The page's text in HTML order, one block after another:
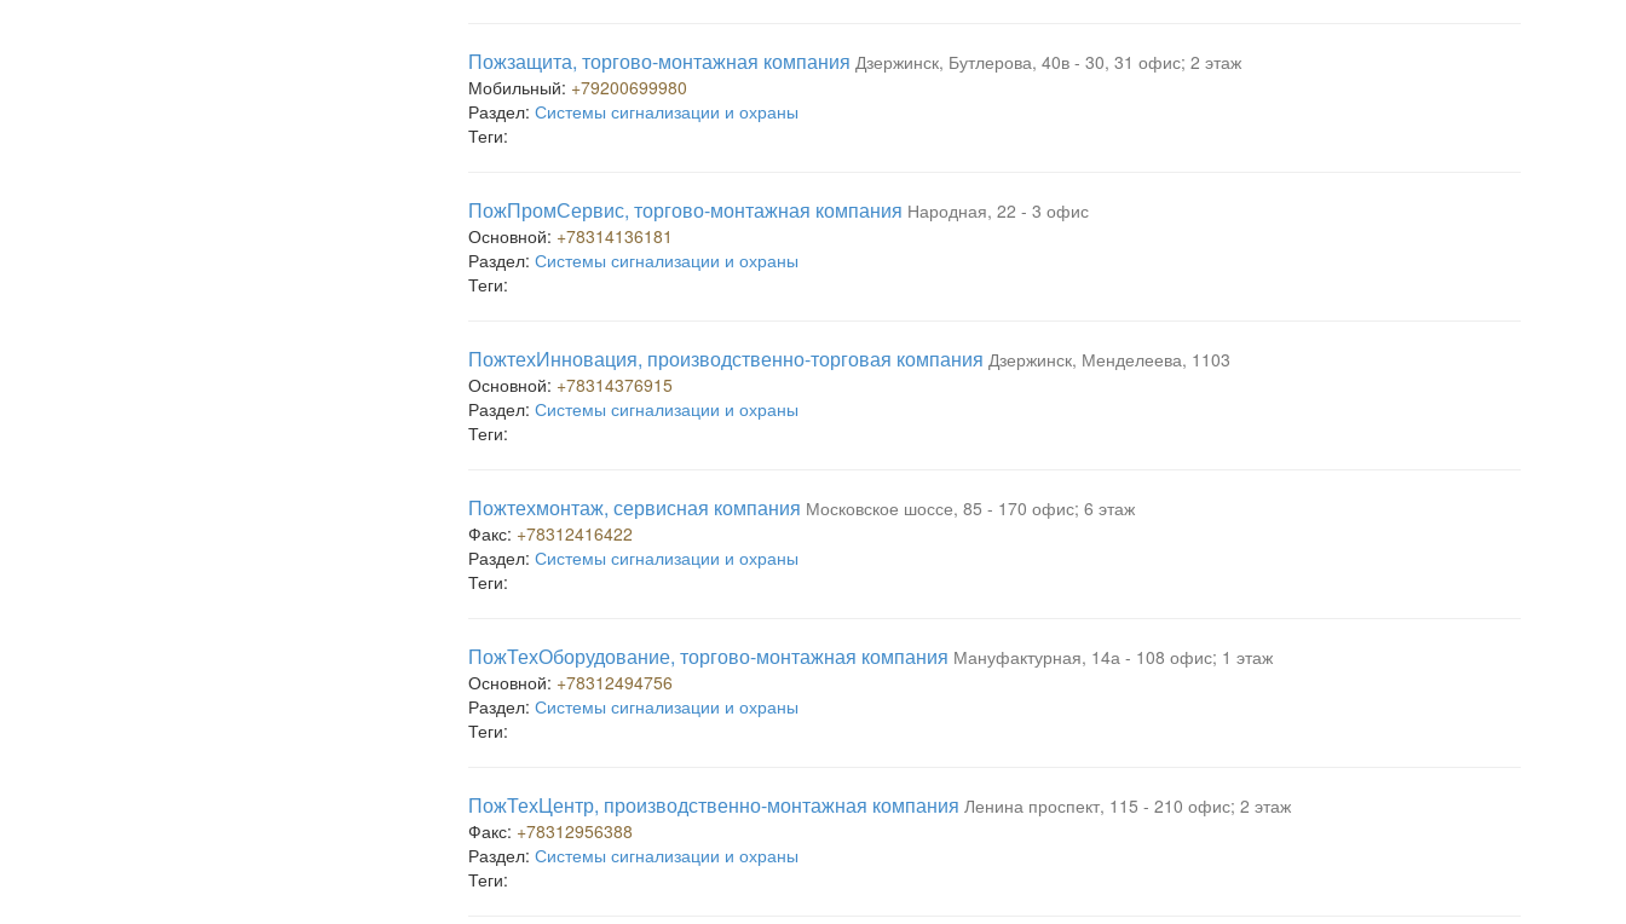
Пожзащита, торгово-монтажная компания Дзержинск, Бутлерова, 40в - 30, 31 офис; 2 этаж
Мобильный: +79200699980
Раздел: Системы сигнализации и охраны
Теги:
ПожПромСервис, торгово-монтажная компания Народная, 22 - 3 офис
Основной: +78314136181
Раздел: Системы сигнализации и охраны
Теги:
ПожтехИнновация, производственно-торговая компания Дзержинск, Менделеева, 1103
Основной: +78314376915
Раздел: Системы сигнализации и охраны
Теги:
Пожтехмонтаж, сервисная компания Московское шоссе, 85 - 170 офис; 6 этаж
Факс: +78312416422
Раздел: Системы сигнализации и охраны
Теги:
ПожТехОборудование, торгово-монтажная компания Мануфактурная, 14а - 108 офис; 1 этаж
Основной: +78312494756
Раздел: Системы сигнализации и охраны
Теги:
ПожТехЦентр, производственно-монтажная компания Ленина проспект, 115 - 210 офис; 2 этаж
Факс: +78312956388
Раздел: Системы сигнализации и охраны
Теги: